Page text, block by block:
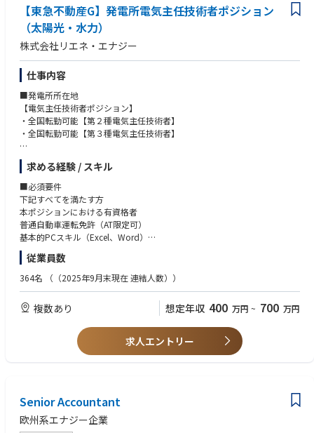
します。
長期（5年以上）：プロジェクト業務でマネジメント経験を積み、ひいて
は組織全体の経営に携わっていただくことを期待しています。プロジェク
トマネージャーへの登用もあります。
■配属先部署人数・構成
年代別人数構成：20代6名、30代2名、40代1名、50代6名、60代1名
チーム別人数構成：
・敷地利用促進PJG 4名
・敷地環境改善PJG 7名
・５・６対応PJG 2名
・１～４号周辺屋外対応PJG 3名
■部署の雰囲気
・年齢や役職に関わらず気軽に意見を言いやすい環境です。
・チームで協力しながら業務を進める文化が定着しており、互いにサポー
トし合うことで安心してチャレンジできる職場です。
～具体的には～
・担当分野に関する情報を主体的に収集し、保障措置上の論点や課題を整
理する
・社内関係者との議論を通じて協議方針や説明内容を立案する
・IAEA・JSGOとの協議において、担当分野の説明や調整を担う
・国際的な保障措置要件と現場の運用条件を両立できる着地点を検討する
・関係部署の意見を踏まえながら、保障措置施策の合意形成を推進する
特に、工程や現場適用性など複数の制約条件を考慮しながら、国際機関の
要求事項と廃炉作業の実現性を両立させることが重要なミッションです。
■魅力・やりがい
本ポジションの特徴は、世界的にも前例の少ない福島第一原子力発電所の
廃炉プロジェクトにおいて、保障措置施策の検討に直接携われることで
す。国際機関や規制当局との協議を通じて、専門性と視野の双方を広げら
れる環境があります。
～具体的には～
・世界的にも特殊な環境下での保障措置施策の検討に携われる
・IAEAを含む国内外の専門家との協議・ネットワーク形成ができる
・担当領域において協議内容の立案から合意形成まで関与できる
・廃炉作業の着実な推進と国際社会からの信頼維持に貢献できる
・適性や希望に応じて海外での業務経験につながる可能性がある
これまでにも、燃料デブリ試験的取り出しに関する計量管理方法の構築
や、特殊環境下での使用済燃料取り出しに関する保障措置施策の決定な
ど、先例の少ない取り組みを実現してきた実績があります。
■キャリアパス 以下のようなキャリアパスを想定しています。
以下のようなキャリアパスを想定しています。
短期（1〜3年）：実務を通じて、福島第一原子力発電所（１Ｆ）の状況と
躍。
長期（5年以上）：長期的には、本社にてマネジメント経験を積み、１Ｆ
全体の保障措置施策に関する課題検討・戦略策定に携わっていただくこと
■歓迎要件
～経験～
・IAEA査察業務を経験している方
・規制当局との折衝業務を経験している方
・計量管理業務を経験している方
・保障措置に関する規制当局への官庁報告・連絡業務を経験している方
～知識・技能～
・保障措置関連協定（日・IAEA保障措置協定他）に関する基礎知識
・保障措置関連法令（炉規制法、国規則他）に関する基礎知識
・語学力TOEIC700点以上（目安）
・原子力関連の資格（原子炉主任技術者、核燃料取扱主任者、放射線取扱
主任者）
【東急不動産G】発電所電気主任技術者ポジション
（太陽光・水力）
株式会社リエネ・エナジー
仕事内容
■発電所所在地
【電気主任技術者ポジション】
・全国転勤可能【第２種電気主任技術者】
・全国転勤可能【第３種電気主任技術者】
～北海道、東北エリア～（青森県、岩手県、宮城県、秋田県、山形県、福
島県）
・北海道根室市【第２種電気主任技術者】
・青森県青森市【第２種電気主任技術者】
・青森県野辺地町【第２種電気主任技術者】
・青森県八戸市【第２種電気主任技術者】
・岩手県一関市【第２種電気主任技術者】
・岩手県盛岡市【第２種電気主任技術者】
・宮城県柴田郡川崎町【第３種電気主任技術者】
・宮城県気仙沼市【第２種電気主任技術者】
・宮城県白石市【第２種電気主任技術者】
・宮城県白石市【第３種電気主任技術者】
・宮城県大崎市【第３種電気主任技術者】
・秋田県由利本荘市【第２種電気主任技術者】
・福島県南相馬市【第３種電気主任技術者】
・福島県白河市【第３種電気主任技術者】
求める経験 / スキル
■必須要件
下記すべてを満たす方
本ポジションにおける有資格者
普通自動車運転免許（AT限定可）
基本的PCスキル（Excel、Word）
※太陽光発電所での実務経験は不問です。
従業員数
364名 （（2025年9月末現在 連結人数））
複数あり 想定年収 400 万円 ~ 700 万円
求人エントリー
Senior Accountant
欧州系エナジー企業